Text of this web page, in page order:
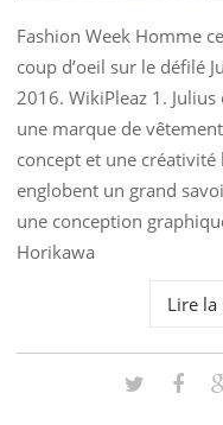
Fashion Week Homme
coup d’oeil sur le défilé
2016. WikiPleaz 1.
une marque de
concept et une
englobent un grand
une conception
Horikawa
Lire